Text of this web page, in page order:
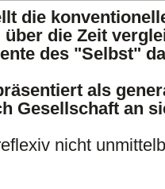
die
die Zeit
des "Selbst"
als
Gesellschaft an
nicht